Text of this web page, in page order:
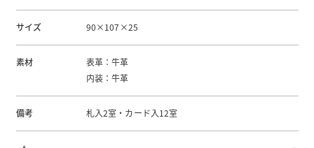
サイズ 90×107×25
素材
表革：牛革
内装：牛革
備考 札入2室・カード入12室